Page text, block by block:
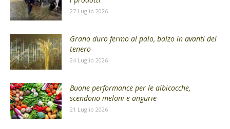
27 Luglio 2026
Grano duro fermo al palo, balzo in avanti del
tenero
24 Luglio 2026
Buone performance per le albicocche,
scendono meloni e angurie
21 Luglio 2026